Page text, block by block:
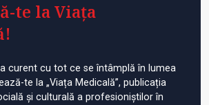
te la Viața
curent cu tot ce se întâmplă în lumea
te la „Viața Medicală”, publicația
și culturală a profesioniștilor în